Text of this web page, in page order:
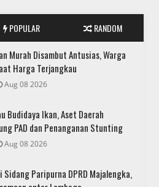
POPULAR RANDOM
Murah Disambut Antusias, Warga
Harga Terjangkau
Aug 08 2026
Budidaya Ikan, Aset Daerah
PAD dan Penanganan Stunting
Aug 08 2026
Sidang Paripurna DPRD Majalengka,